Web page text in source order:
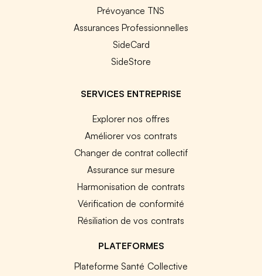
Prévoyance TNS
Assurances Professionnelles
SideCard
SideStore
SERVICES ENTREPRISE
Explorer nos offres
Améliorer vos contrats
Changer de contrat collectif
Assurance sur mesure
Harmonisation de contrats
Vérification de conformité
Résiliation de vos contrats
PLATEFORMES
Plateforme Santé Collective